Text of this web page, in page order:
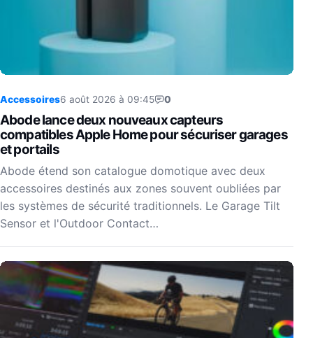
Accessoires6 août 2026 à 09:45 0
Abode lance deux nouveaux capteurs
compatibles Apple Home pour sécuriser garages
et portails
Abode étend son catalogue domotique avec deux
accessoires destinés aux zones souvent oubliées par
les systèmes de sécurité traditionnels. Le Garage Tilt
Sensor et l'Outdoor Contact…